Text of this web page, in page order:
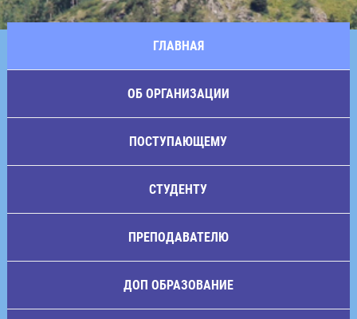
ГЛАВНАЯ
ОБ ОРГАНИЗАЦИИ
ПОСТУПАЮЩЕМУ
СТУДЕНТУ
ПРЕПОДАВАТЕЛЮ
ДОП ОБРАЗОВАНИЕ